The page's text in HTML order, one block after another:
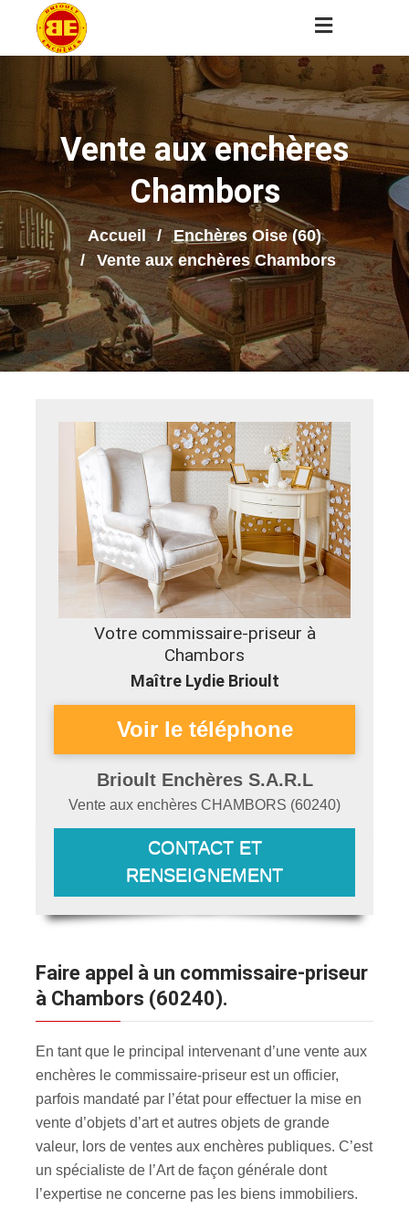
Vente aux enchères
Chambors
Accueil
Enchères Oise (60)
Vente aux enchères Chambors
Votre commissaire-priseur à
Chambors
Maître Lydie Brioult
Brioult Enchères S.A.R.L
Vente aux enchères CHAMBORS (60240)
CONTACT ET
RENSEIGNEMENT
Faire appel à un commissaire-priseur
à Chambors (60240).
En tant que le principal intervenant d’une vente aux
enchères le commissaire-priseur est un officier,
parfois mandaté par l’état pour effectuer la mise en
vente d’objets d’art et autres objets de grande
valeur, lors de ventes aux enchères publiques. C’est
un spécialiste de l’Art de façon générale dont
l’expertise ne concerne pas les biens immobiliers.